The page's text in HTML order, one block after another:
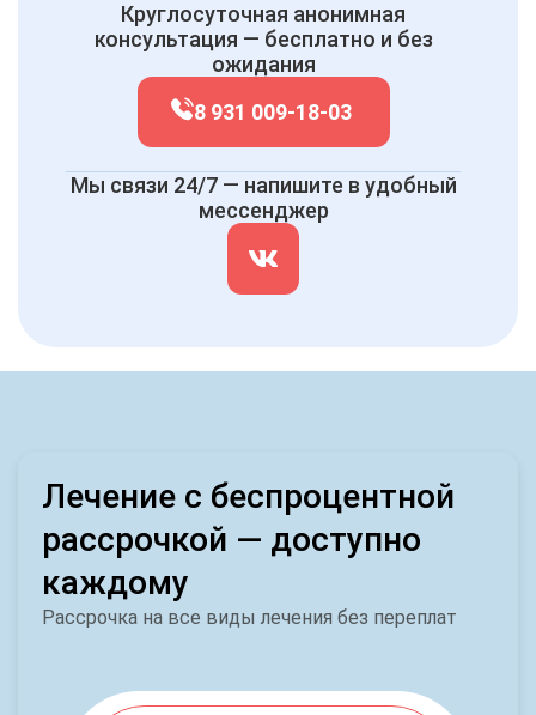
Круглосуточная анонимная
консультация — бесплатно и без
ожидания
8 931 009-18-03
Мы связи 24/7 — напишите в удобный
мессенджер
Лечение с беспроцентной
рассрочкой — доступно
каждому
Рассрочка на все виды лечения без переплат